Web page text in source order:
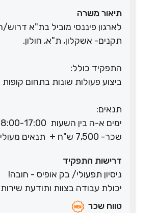
תיאור משרה
לארגון פיננסי מוביל בת"א
תקנים- אשקלון, ת"א, חולון.
התפקיד כולל:
ביצוע פעולות שונות בתחום
תנאים:
ימים א-ה בין השעות 08:00-17:00 ללא ימי שישי!! - עבודה היברידית- יומיים-שלושה עבודה מהבית!!
שכר- 7,500 ש"ח + תנאים מעולים!!! תן ביס חודשי גבוה + קרן השתלמות מהיום הראשון ועוד!
דרישות התפקיד
ניסיון תפעולי/ בק אופיס - חובה!
יכולת עבודה בצוות ותודעת
טווח שכר